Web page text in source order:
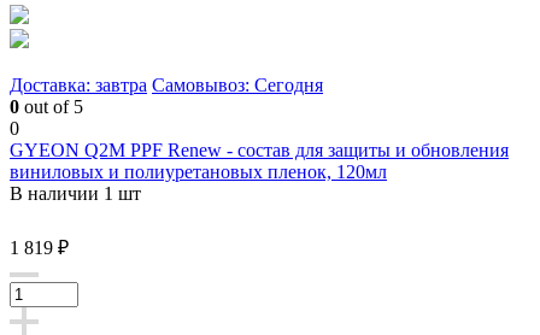
Доставка: завтра Самовывоз: Сегодня
0 out of 5
0
GYEON Q2M PPF Renew - состав для защиты и обновления
виниловых и полиуретановых пленок, 120мл
В наличии 1 шт
1 819 ₽